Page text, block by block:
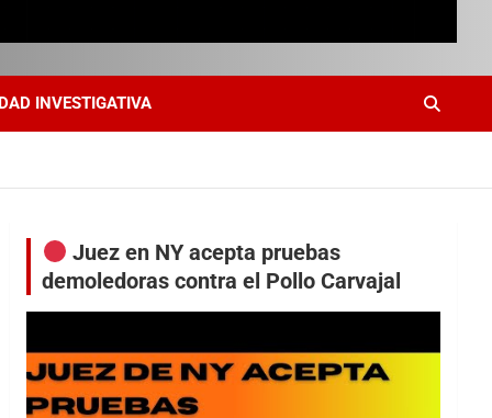
INVESTIGATIVA
Juez en NY acepta pruebas
demoledoras contra el Pollo Carvajal